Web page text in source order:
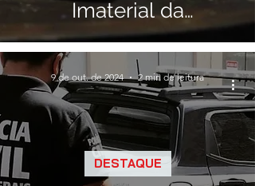
Imaterial da
Humanidade pela
Unesco
DESTAQUE
9 de out. de 2024 2 min de leitura